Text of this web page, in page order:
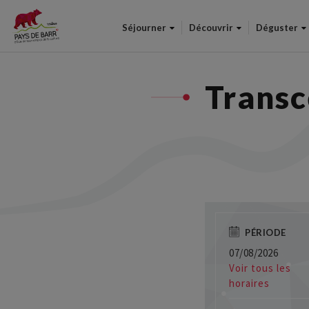
Séjourner Découvrir Déguster
PÉRIODE
07/08/2026
Voir tous les
horaires